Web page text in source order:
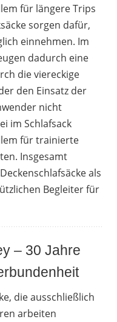
für längere Trips
sorgen dafür,
einnehmen. Im
dadurch eine
die viereckige
den Einsatz der
nicht
im Schlafsack
für trainierte
Insgesamt
als
Begleiter für
– 30 Jahre
die ausschließlich
arbeiten